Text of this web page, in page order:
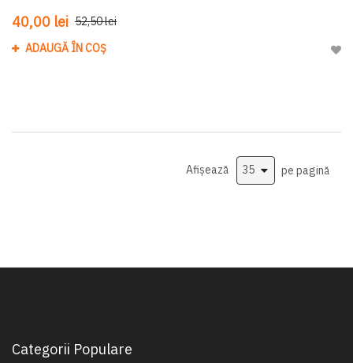
40,00 lei 52,50 lei
ADAUGĂ ÎN COȘ
Afișează pe pagină
Categorii Populare